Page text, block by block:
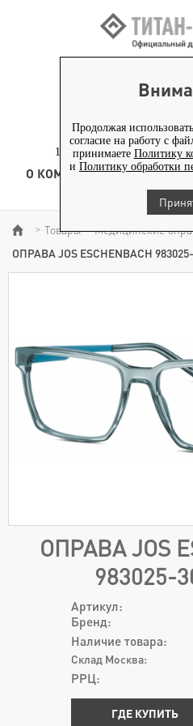
Продолжая
согласие на работу с
принимаете Политику
и Политику обработки
+7 (495)
117186, г. Москва,
О КОМПАНИИ ТОВАРЫ
> Товары > Медицинские
ОПРАВА JOS ESCHENBACH
ОПРАВА JOS
983025-
Артикул:
Бренд:
Наличие товара:
Склад Москва:
РРЦ:
ГДЕ КУПИТЬ